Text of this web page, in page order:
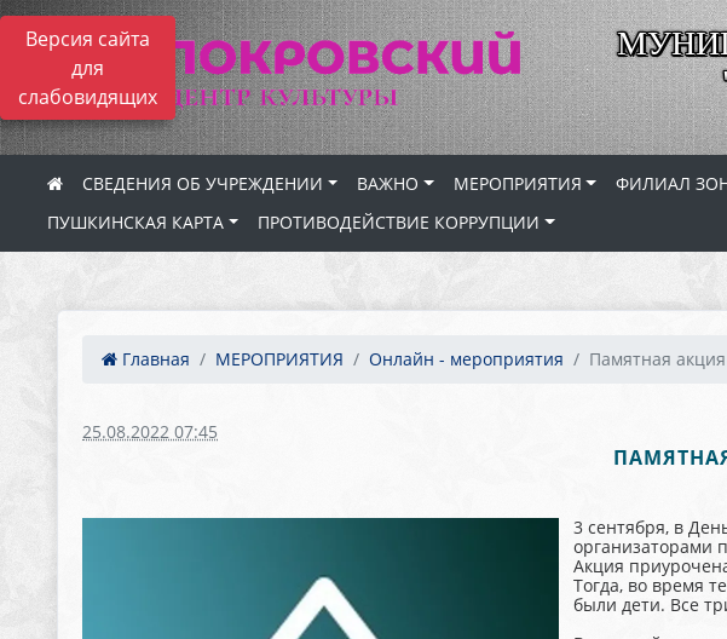
Версия сайта
для
слабовидящих
СВЕДЕНИЯ ОБ УЧРЕЖДЕНИИ ВАЖНО МЕРОПРИЯТИЯ ФИЛИАЛ
ПУШКИНСКАЯ КАРТА
ПРОТИВОДЕЙСТВИЕ КОРРУПЦИИ
Главная МЕРОПРИЯТИЯ Онлайн - мероприятия Памятная
25.08.2022 07:45
3 сентября, в
организаторами
Акция
Тогда, во время
были дети. Все